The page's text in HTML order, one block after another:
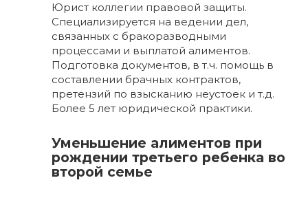
Юрист коллегии правовой защиты.
Специализируется на ведении дел,
связанных с бракоразводными
процессами и выплатой алиментов.
Подготовка документов, в т.ч. помощь в
составлении брачных контрактов,
претензий по взысканию неустоек и т.д.
Более 5 лет юридической практики.
Уменьшение алиментов при
рождении третьего ребенка во
второй семье